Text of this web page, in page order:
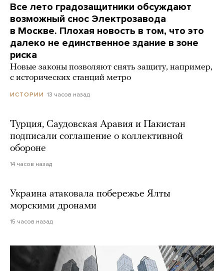
Все лето градозащитники обсуждают
возможный снос Электрозавода
в Москве. Плохая новость в том, что это
далеко не единственное здание в зоне
риска
Новые законы позволяют снять защиту, например,
с исторических станций метро
ИСТОРИИ 13 часов назад
Турция, Саудовская Аравия и Пакистан
подписали соглашение о коллективной
обороне
14 часов назад
Украина атаковала побережье Ялты
морскими дронами
15 часов назад